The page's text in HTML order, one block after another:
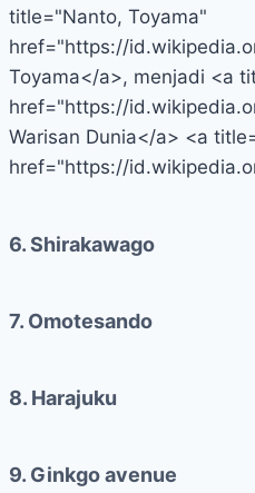
title="Nanto, Toyama"
href="https://
Toyama</a>, menjadi <a
href="https://
Warisan Dunia</a> <a
href="https://
6. Shirakawago
7. Omotesando
8. Harajuku
9. Ginkgo avenue